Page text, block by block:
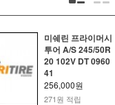
미쉐린 프라이머시
투어 A/S 245/50R
20 102V DT 0960
41
256,000원
271원 적립